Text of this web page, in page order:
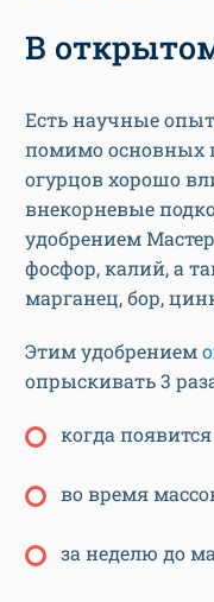
В
Есть научные
помимо основных
огурцов хорошо
внекорневые
удобрением
фосфор, калий, а
марганец, бор,
Этим удобрением
опрыскивать 3
когда
во время
за неделю до